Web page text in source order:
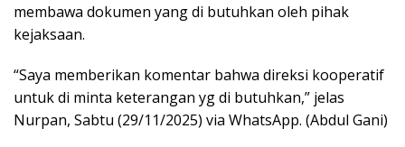
membawa dokumen yang di butuhkan oleh pihak
kejaksaan.
“Saya memberikan komentar bahwa direksi kooperatif
untuk di minta keterangan yg di butuhkan,” jelas
Nurpan, Sabtu (29/11/2025) via WhatsApp. (Abdul Gani)